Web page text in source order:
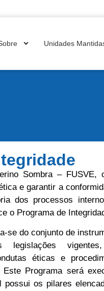
Unidades
Sombra – FUSVE,
e garantir a
dos processos
o Programa de
se do conjunto de
legislações
éticas e
Programa será
possui os pilares